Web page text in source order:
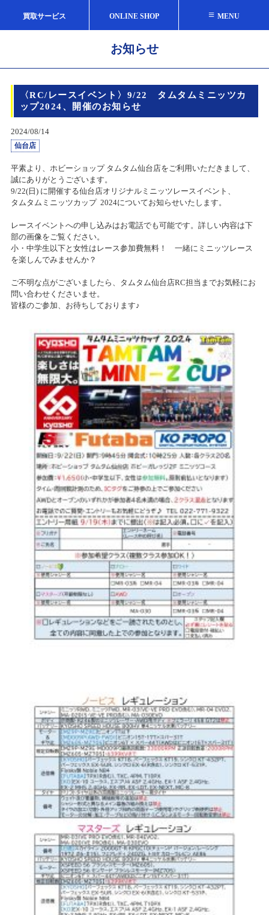
買取サービス ONLINE SHOP ≡ MENU
お知らせ
〈RC/レースイベント〉9/22 タムタムミニッツカ
ップ2024、開催のお知らせ
2024/08/14
仙台店
平素より、ホビーショップ タムタム仙台店をご利用いただきまして、
誠にありがとうございます。
9/22(日) に開催する仙台店オリジナルミニッツレースイベント、
タムタムミニッツカップ 2024についてお知らせいたします。
レースイベントへの申し込みはお電話でも可能です。詳しい内容は下
部の画像をご覧ください。
小・中学生以下と女性はレース参加費無料！ 一緒にミニッツレース
を楽しんでみませんか？
ご不明な点がございましたら、タムタム仙台店RC担当までお気軽にお
問い合わせくださいませ。
皆様のご参加、お待ちしております♪